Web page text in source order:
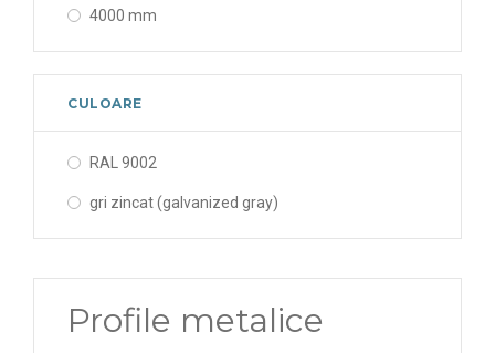
4000 mm
CULOARE
RAL 9002
gri zincat (galvanized gray)
Profile metalice